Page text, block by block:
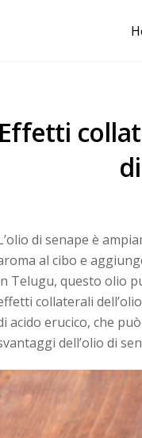
Effetti
di senape è
al cibo e
Telugu, questo olio
collaterali
acido erucico, che
dell’olio di